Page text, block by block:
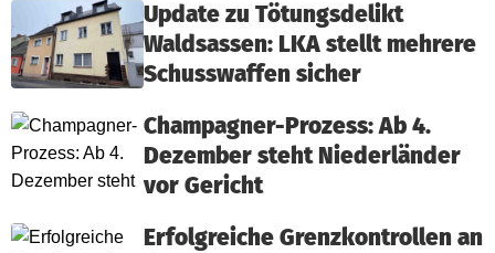
Update zu Tötungsdelikt
Waldsassen: LKA stellt mehrere
Schusswaffen sicher
Champagner-Prozess: Ab 4.
Dezember steht Niederländer
vor Gericht
Erfolgreiche Grenzkontrollen an